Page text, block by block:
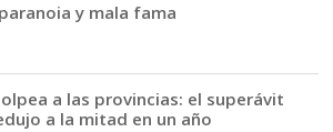
y mala fama
a las provincias: el superávit
a la mitad en un año